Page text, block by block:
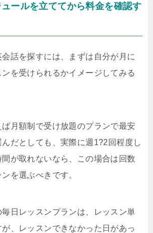
ールを立ててから料金を確認す
話を探すには、まずは自分が月に
を受けられるかイメージしてみる
月額制で受け放題のプランで最安
だとしても、実際に週1?2回程度し
が取れないなら、この場合は回数
を選ぶべきです。
日レッスンプランは、レッスン単
、レッスンできなかった日があっ